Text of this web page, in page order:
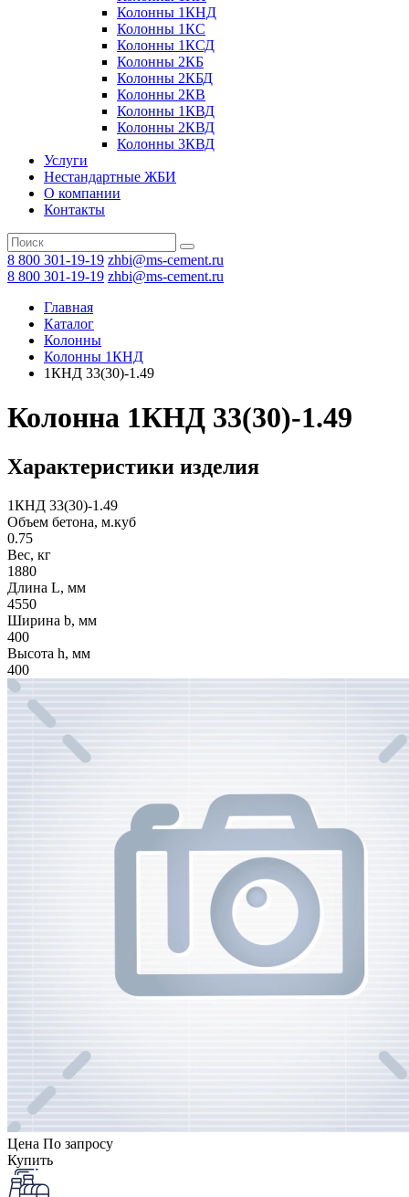
Колонны 1КНД
Колонны 1КС
Колонны 1КСД
Колонны 2КБ
Колонны 2КБД
Колонны 2КВ
Колонны 1КВД
Колонны 2КВД
Колонны 3КВД
Услуги
Нестандартные ЖБИ
О компании
Контакты
8 800 301-19-19 zhbi@ms-cement.ru
8 800 301-19-19 zhbi@ms-cement.ru
Главная
Каталог
Колонны
Колонны 1КНД
1КНД 33(30)-1.49
Колонна 1КНД 33(30)-1.49
Характеристики изделия
1КНД 33(30)-1.49
Объем бетона, м.куб
0.75
Вес, кг
1880
Длина L, мм
4550
Ширина b, мм
400
Высота h, мм
400
Цена По запросу
Купить